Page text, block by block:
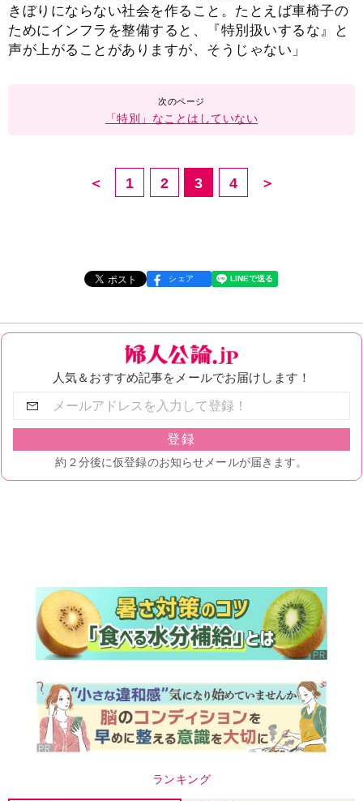
きぼりにならない社会を作ること。たとえば車椅子の
ためにインフラを整備すると、『特別扱いするな』と
声が上がることがありますが、そうじゃない」
「特別」なことはしていない
＜ 1 2 3 4 ＞
シェア
ランキング